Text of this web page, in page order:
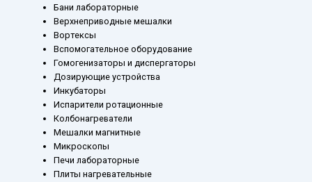
Бани лабораторные
Верхнеприводные мешалки
Вортексы
Вспомогательное оборудование
Гомогенизаторы и диспергаторы
Дозирующие устройства
Инкубаторы
Испарители ротационные
Колбонагреватели
Мешалки магнитные
Микроскопы
Печи лабораторные
Плиты нагревательные